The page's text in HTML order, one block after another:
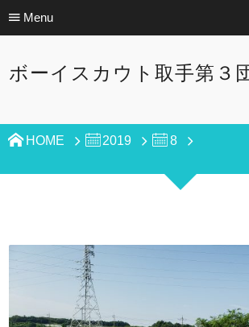
Menu
ボーイスカウト取手第３
HOME 2019 8